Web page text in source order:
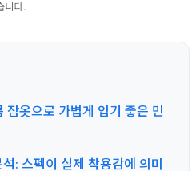
잠옷으로 가볍게 입기 좋은 민
: 스펙이 실제 착용감에 의미